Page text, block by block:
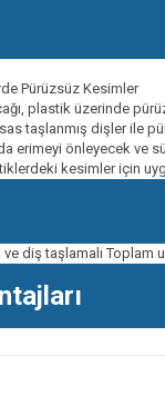
Pürüzsüz Kesimler
plastik üzerinde
taşlanmış dişler ile
erimeyi önleyecek ve
kesimler için
diş taşlamalı Toplam
ve diğer